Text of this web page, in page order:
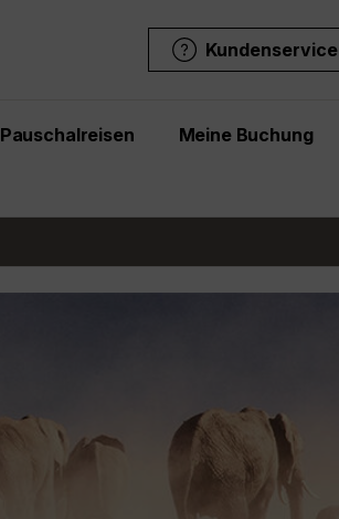
Kundenservice
Pauschalreisen Meine Buchung